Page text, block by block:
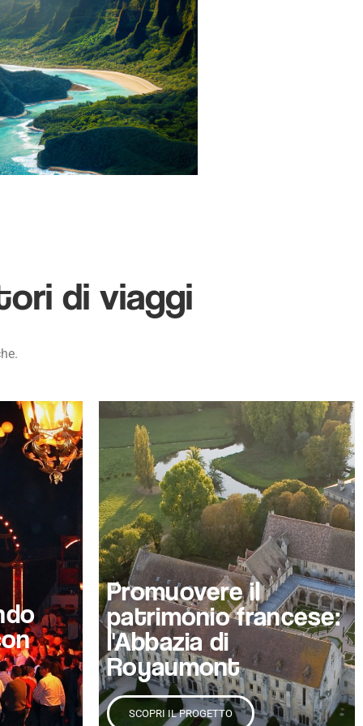
di viaggi
Promuovere il
patrimonio francese:
l'Abbazia di
Royaumont
SCOPRI IL PROGETTO